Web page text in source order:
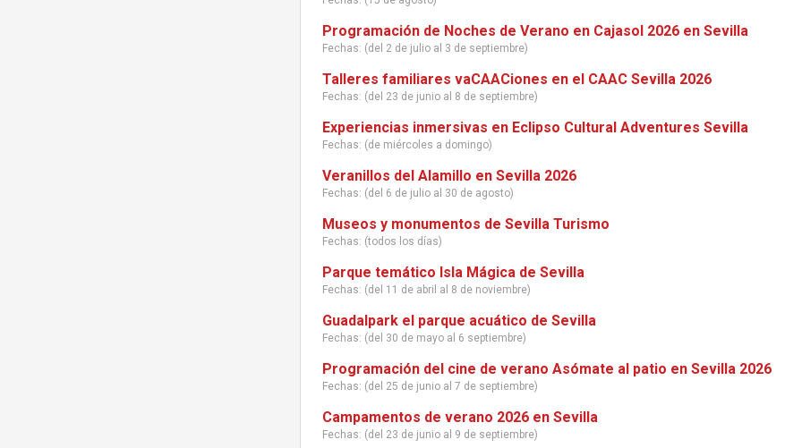
Programación de Noches de Verano en Cajasol 2026 en Sevilla
Fechas: (del 2 de julio al 3 de septiembre)
Talleres familiares vaCAACiones en el CAAC Sevilla 2026
Fechas: (del 23 de junio al 8 de septiembre)
Experiencias inmersivas en Eclipso Cultural Adventures Sevilla
Fechas: (de miércoles a domingo)
Veranillos del Alamillo en Sevilla 2026
Fechas: (del 6 de julio al 30 de agosto)
Museos y monumentos de Sevilla Turismo
Fechas: (todos los días)
Parque temático Isla Mágica de Sevilla
Fechas: (del 11 de abril al 8 de noviembre)
Guadalpark el parque acuático de Sevilla
Fechas: (del 30 de mayo al 6 septiembre)
Programación del cine de verano Asómate al patio en Sevilla 2026
Fechas: (del 25 de junio al 7 de septiembre)
Campamentos de verano 2026 en Sevilla
Fechas: (del 23 de junio al 9 de septiembre)